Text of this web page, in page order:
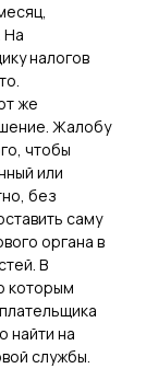
На
налогов
же
Жалобу
чтобы
или
без
саму
органа в
В
которым
найти на
службы.